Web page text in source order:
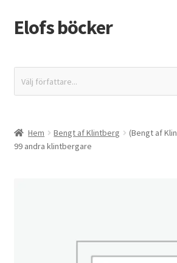
Hoppa
till
Hoppa
till
Elofs böcker
Återbetalnings- och returpolicy
Integritetspolicy
Välj författare...
Hem Bengt af Klintberg
(Bengt af
99 andra klintbergare